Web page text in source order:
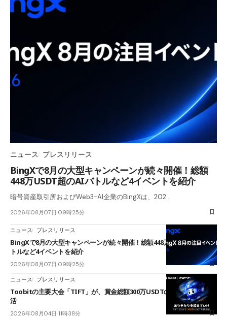
ニュース プレスリリース
BingXで8月の大型キャンペーンが続々開催！総額
448万USDT超のAIバトルなど4イベントを紹介
暗号資産取引所およびWeb3-AI企業のBingXは、202…
2026年08月07日 09時25分
ニュース プレスリリース
BingXで8月の大型キャンペーンが続々開催！総額448万USDT超のAIバ
トルなど4イベントを紹介
2026年08月07日 09時25分
ニュース プレスリリース
Toobitの主要大会「TIFT」が、賞金総額300万USDTのレースとして復
活
2026年08月04日 11時38分